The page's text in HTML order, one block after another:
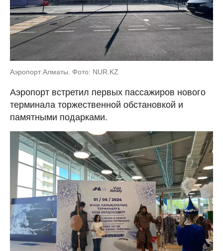
Аэропорт Алматы. Фото: NUR.KZ
Аэропорт встретил первых пассажиров нового
терминала торжественной обстановкой и
памятными подарками.